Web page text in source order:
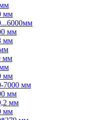
мм
мм
мм
мм
мм
7000 мм
мм
мм
мм